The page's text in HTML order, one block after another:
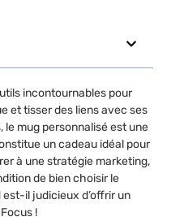
incontournables pour
et tisser des liens avec ses
le mug personnalisé est une
un cadeau idéal pour
à une stratégie marketing,
de bien choisir le
il judicieux d’offrir un
!